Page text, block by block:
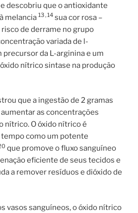
descobriu que o antioxidante
melancia 13 ,14 sua cor rosa –
de derrame no grupo
variada de l-
precursor da L-arginina e um
nítrico sintase na produção
que a ingestão de 2 gramas
as concentrações
nítrico. O óxido nítrico é
como um potente
que promove o fluxo sanguíneo
eficiente de seus tecidos e
a remover resíduos e dióxido de
vasos sanguíneos, o óxido nítrico